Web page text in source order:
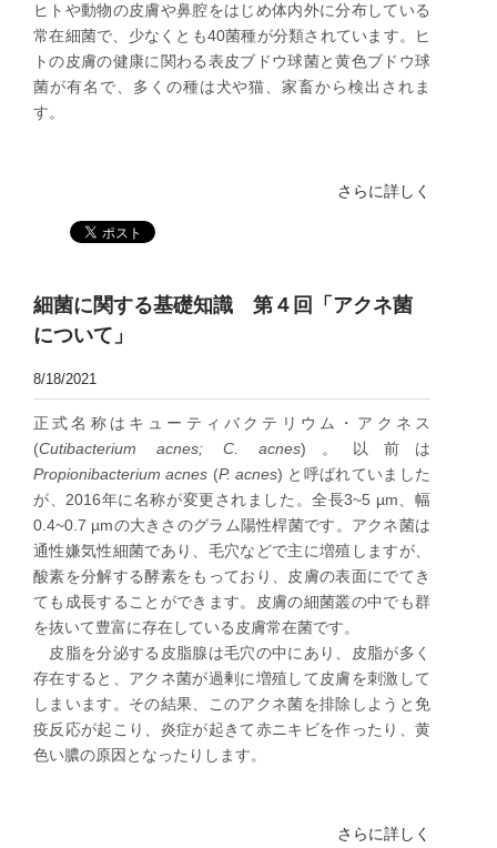
ヒトや動物の皮膚や鼻腔をはじめ体内外に分布している
常在細菌で、少なくとも40菌種が分類されています。ヒ
トの皮膚の健康に関わる表皮ブドウ球菌と黄色ブドウ球
菌が有名で、多くの種は犬や猫、家畜から検出されま
す。
さらに詳しく
細菌に関する基礎知識 第４回「アクネ菌
について」
8/18/2021
正式名称はキューティバクテリウム・アクネス
(Cutibacterium acnes; C. acnes)。以前は
Propionibacterium acnes (P. acnes) と呼ばれていました
が、2016年に名称が変更されました。全長3~5 µm、幅
0.4~0.7 µmの大きさのグラム陽性桿菌です。アクネ菌は
通性嫌気性細菌であり、毛穴などで主に増殖しますが、
酸素を分解する酵素をもっており、皮膚の表面にでてき
ても成長することができます。皮膚の細菌叢の中でも群
を抜いて豊富に存在している皮膚常在菌です。
皮脂を分泌する皮脂腺は毛穴の中にあり、皮脂が多く
存在すると、アクネ菌が過剰に増殖して皮膚を刺激して
しまいます。その結果、このアクネ菌を排除しようと免
疫反応が起こり、炎症が起きて赤ニキビを作ったり、黄
色い膿の原因となったりします。
さらに詳しく